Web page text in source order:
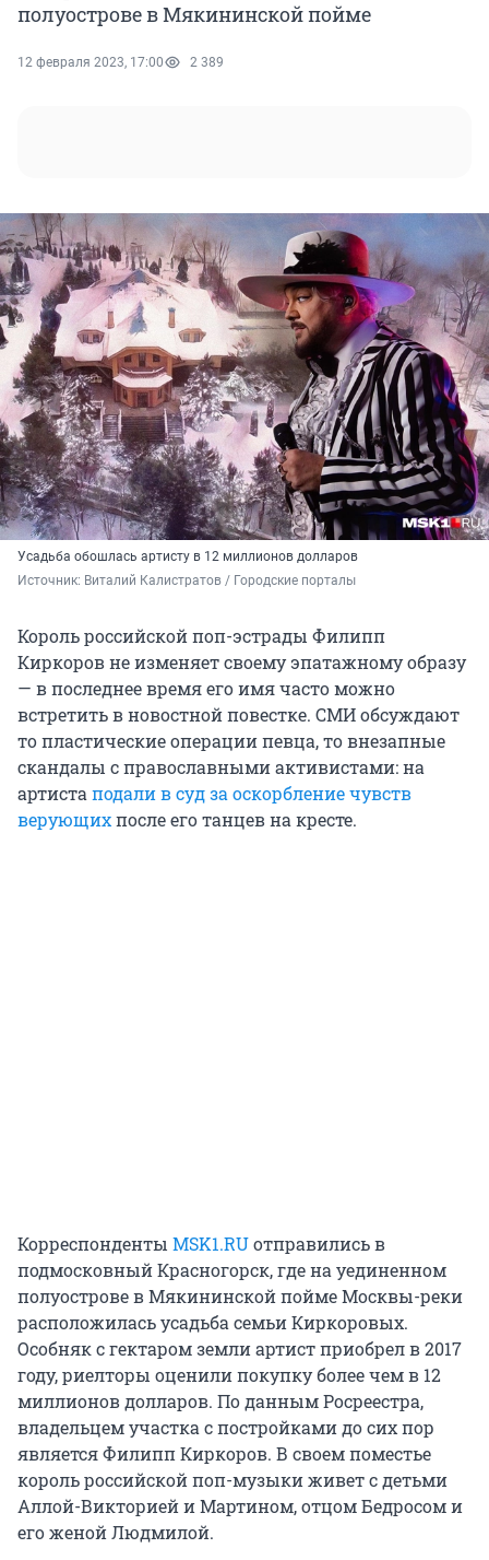
полуострове в Мякининской пойме
12 февраля 2023, 17:00 2 389
Усадьба обошлась артисту в 12 миллионов долларов
Источник: Виталий Калистратов / Городские порталы
Король российской поп-эстрады Филипп
Киркоров не изменяет своему эпатажному образу
— в последнее время его имя часто можно
встретить в новостной повестке. СМИ обсуждают
то пластические операции певца, то внезапные
скандалы с православными активистами: на
артистаподали в суд за оскорбление чувств
верующихпосле его танцев на кресте.
Корреспонденты MSK1.RUотправились в
подмосковный Красногорск, где на уединенном
полуострове в Мякининской пойме Москвы-реки
расположилась усадьба семьи Киркоровых.
Особняк с гектаром земли артист приобрел в 2017
году, риелторы оценили покупку более чем в 12
миллионов долларов. По данным Росреестра,
владельцем участка с постройками до сих пор
является Филипп Киркоров. В своем поместье
король российской поп-музыки живет с детьми
Аллой-Викторией и Мартином, отцом Бедросом и
его женой Людмилой.